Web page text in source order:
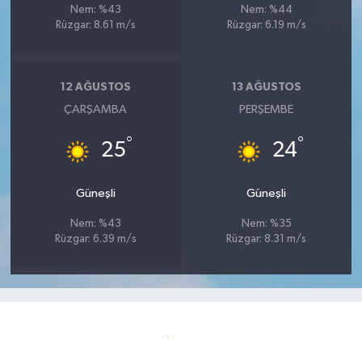
Nem: %43
Rüzgar: 8.61 m/s
Nem: %44
Rüzgar: 6.19 m/s
12 AĞUSTOS
ÇARŞAMBA
25°
Güneşli
Nem: %43
Rüzgar: 6.39 m/s
13 AĞUSTOS
PERŞEMBE
24°
Güneşli
Nem: %35
Rüzgar: 8.31 m/s